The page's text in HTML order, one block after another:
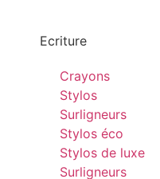
Ecriture
Crayons
Stylos
Surligneurs
Stylos éco
Stylos de luxe
Surligneurs